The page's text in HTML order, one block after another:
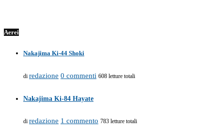
Aerei
Nakajima Ki-44 Shoki
di redazione 0 commenti 608 letture totali
Nakajima Ki-84 Hayate
di redazione 1 commento 783 letture totali